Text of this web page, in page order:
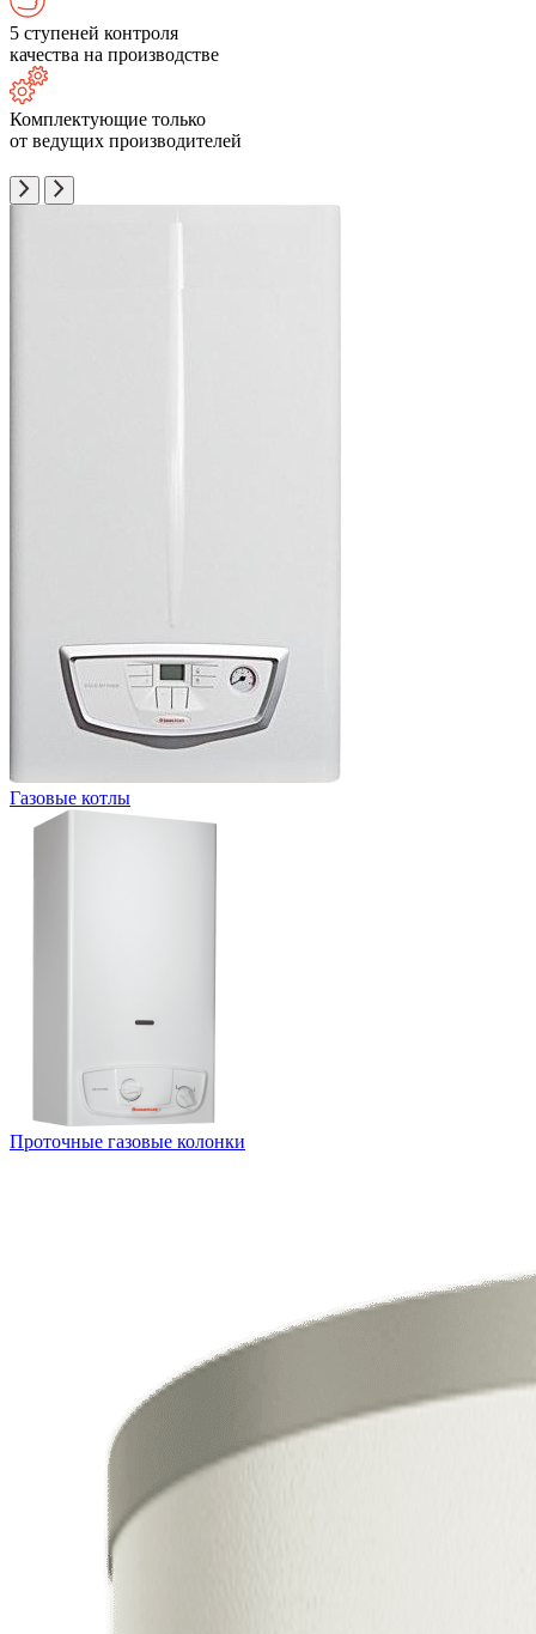
5 ступеней контроля
качества на производстве
Комплектующие только
от ведущих производителей
Газовые котлы
Проточные газовые колонки